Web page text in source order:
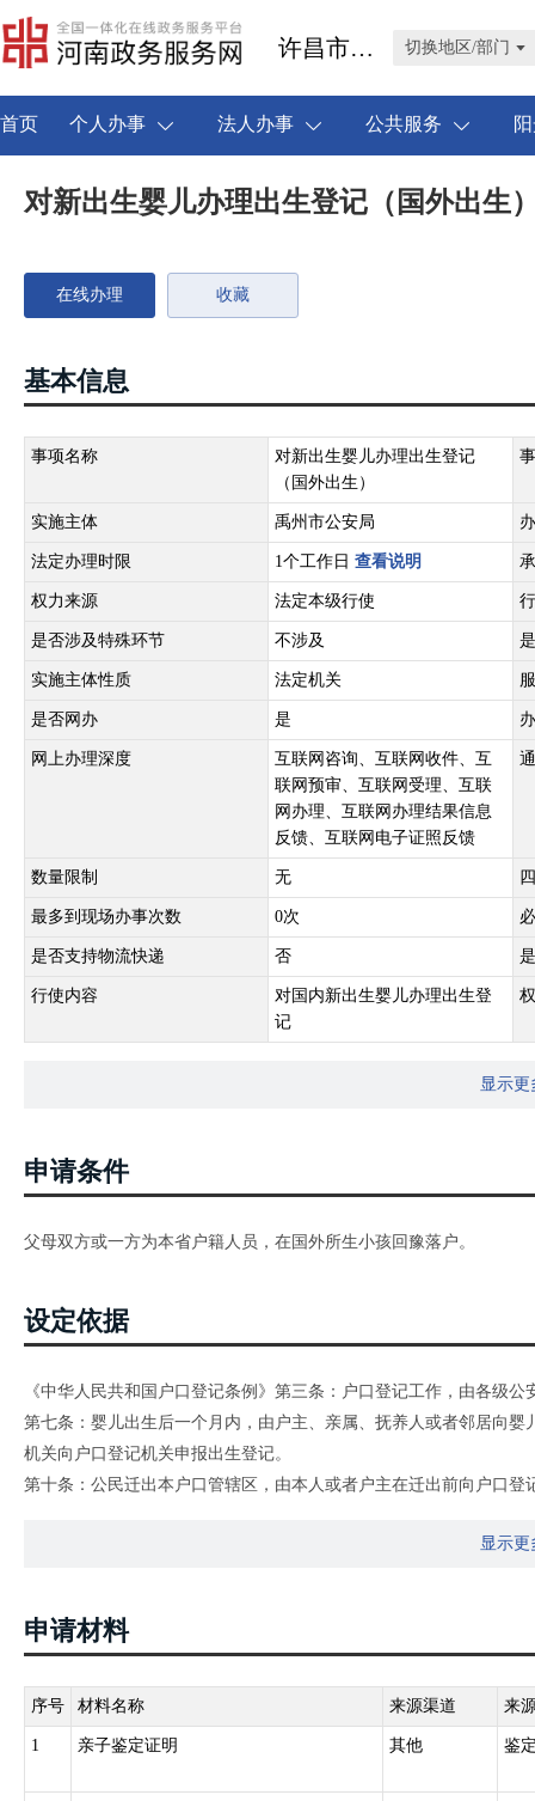
许昌市禹州市 切换地区/部门
首页 个人办事 法人办事 公共服务
对新出生婴儿办理出生登记（国外出生
在线办理 收藏
基本信息
事项名称
对新出生婴儿办理出生登记
（国外出生）
实施主体 禹州市公安局
法定办理时限 1个工作日 查看说明
权力来源 法定本级行使
是否涉及特殊环节 不涉及
实施主体性质 法定机关
是否网办 是
网上办理深度
互联网咨询、互联网收件、互
联网预审、互联网受理、互联
网办理、互联网办理结果信息
反馈、互联网电子证照反馈
数量限制 无
最多到现场办事次数 0次
是否支持物流快递 否
行使内容
对国内新出生婴儿办理出生登
记
显示更
申请条件
父母双方或一方为本省户籍人员，在国外所生小孩回豫落户。
设定依据
《中华人民共和国户口登记条例》第三条：户口登记工作，由各级
第七条：婴儿出生后一个月内，由户主、亲属、抚养人或者邻居向
机关向户口登记机关申报出生登记。
第十条：公民迁出本户口管辖区，由本人或者户主在迁出前向户口
请办理迁出手续。公民迁往边防地区，必须经过常住地县、市、市辖
凭县、市兵役机关或者团以上军事机关发给的证件；2.从国外回来
显示更
申请材料
序号 材料名称 来源渠道 来
1 亲子鉴定证明 其他 鉴